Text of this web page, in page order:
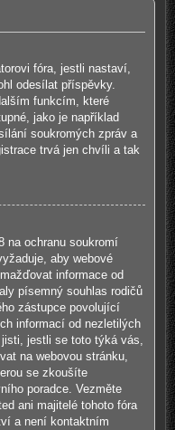
fóra, jestli nastaví,
odesílat příspěvky.
funkcím, které
jako je například
soukromých zpráv a
trvá jen chvíli a tak
na ochranu soukromí
aby webové
informace od
písemný souhlas rodičů
zástupce povolující
informací od nezletilých
jestli se toto týká vás,
na webovou stránku,
se zkoušíte
poradce. Vezměte
ani majitelé tohoto fóra
a není kontaktním